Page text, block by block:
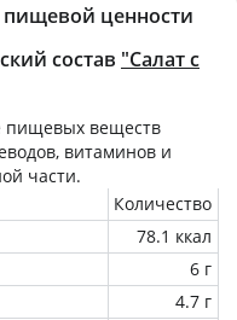
пищевой ценности
состав "Салат с
пищевых веществ
витаминов и
части.
Количество
78.1 ккал
6 г
4.7 г